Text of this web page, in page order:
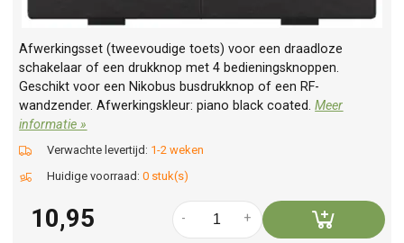
Afwerkingsset (tweevoudige toets) voor een draadloze
schakelaar of een drukknop met 4 bedieningsknoppen.
Geschikt voor een Nikobus busdrukknop of een RF-
wandzender. Afwerkingskleur: piano black coated.Meer
informatie »
Verwachte levertijd: 1-2 weken
Huidige voorraad: 0 stuk(s)
10,95 +
-